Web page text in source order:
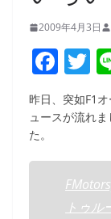
2009年4月3日
F
a
c
b
o
T
w
昨日、突如F1
ュースが流れ
た。
トゥル